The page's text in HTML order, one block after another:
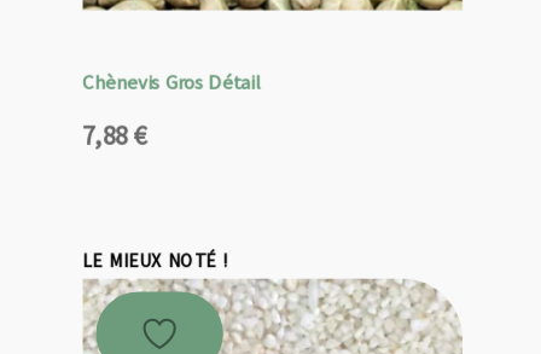
Chènevis Gros Détail
7,88€
LE MIEUX NOTÉ !